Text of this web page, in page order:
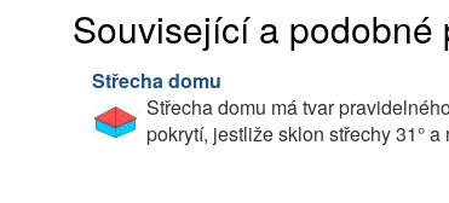
Související a podobné
Střecha domu
Střecha domu má tvar
pokrytí, jestliže sklon střechy 31°